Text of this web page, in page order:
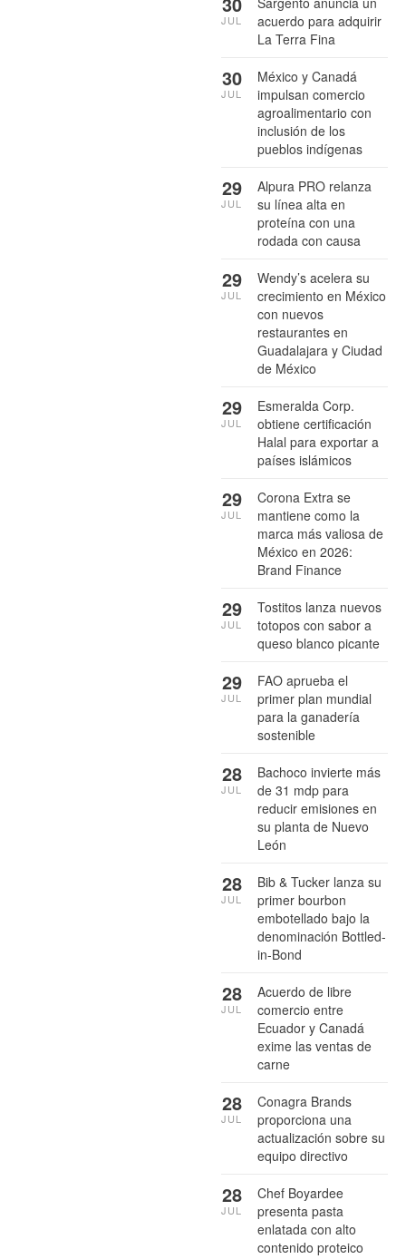
acuerdo para adquirir
La Terra Fina
JUL
México y Canadá
impulsan comercio
agroalimentario con
inclusión de los
pueblos indígenas
30
JUL
Alpura PRO relanza
su línea alta en
proteína con una
rodada con causa
29
JUL
Wendy’s acelera su
crecimiento en México
con nuevos
restaurantes en
Guadalajara y Ciudad
de México
29
JUL
Esmeralda Corp.
obtiene certificación
Halal para exportar a
países islámicos
29
JUL
Corona Extra se
mantiene como la
marca más valiosa de
México en 2026:
Brand Finance
29
JUL
Tostitos lanza nuevos
totopos con sabor a
queso blanco picante
29
JUL
FAO aprueba el
primer plan mundial
para la ganadería
sostenible
29
JUL
Bachoco invierte más
de 31 mdp para
reducir emisiones en
su planta de Nuevo
León
28
JUL
Bib & Tucker lanza su
primer bourbon
embotellado bajo la
denominación Bottled-
in-Bond
28
JUL
Acuerdo de libre
comercio entre
Ecuador y Canadá
exime las ventas de
carne
28
JUL
Conagra Brands
proporciona una
actualización sobre su
equipo directivo
28
JUL
Chef Boyardee
presenta pasta
enlatada con alto
contenido proteico
28
JUL